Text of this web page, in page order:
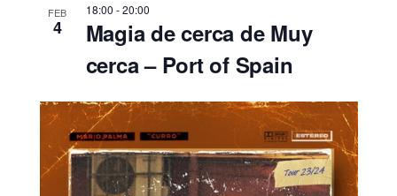
FEB
4
18:00 -20:00
Magia de cerca de Muy
cerca – Port of Spain